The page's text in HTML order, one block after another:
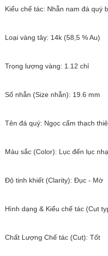
Kiểu chế tác: Nhẫn nam đá quý
Loại vàng tây: 14k (58,5 % Au)
Trọng lượng vàng: 1.12 chỉ
Số nhẫn (Size nhẫn): 19.6 mm
Tên đá quý: Ngọc cẩm thạch
Màu sắc (Color): Lục đến lục
Độ tinh khiết (Clarity): Đục - Mờ
Hình dạng & Kiểu chế tác (Cut
Chất Lượng Chế tác (Cut): Tốt